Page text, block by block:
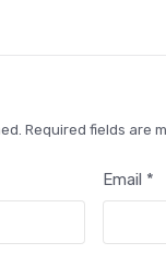
Required fields are
Email *